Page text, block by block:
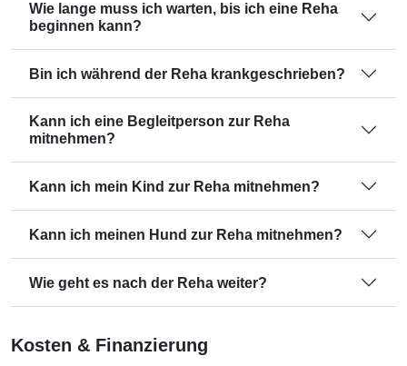
Wie lange muss ich warten, bis ich eine Reha
beginnen kann?
Bin ich während der Reha krankgeschrieben?
Kann ich eine Begleitperson zur Reha
mitnehmen?
Kann ich mein Kind zur Reha mitnehmen?
Kann ich meinen Hund zur Reha mitnehmen?
Wie geht es nach der Reha weiter?
Kosten & Finanzierung